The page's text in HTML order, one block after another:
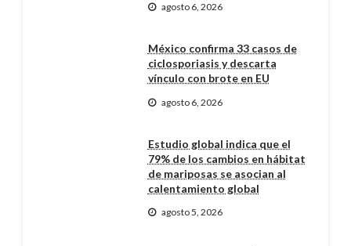
agosto 6, 2026
México confirma 33 casos de
ciclosporiasis y descarta
vínculo con brote en EU
agosto 6, 2026
Estudio global indica que el
79% de los cambios en hábitat
de mariposas se asocian al
calentamiento global
agosto 5, 2026